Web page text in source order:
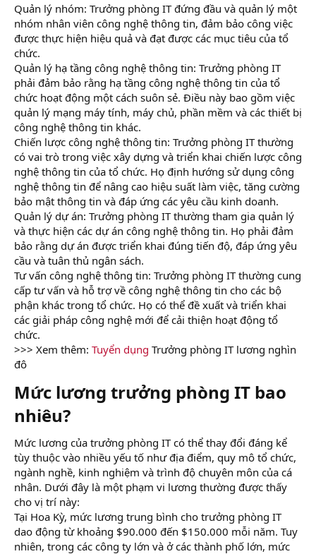
Quản lý nhóm: Trưởng phòng IT đứng đầu và quản lý một
nhóm nhân viên công nghệ thông tin, đảm bảo công việc
được thực hiện hiệu quả và đạt được các mục tiêu của tổ
chức.
Quản lý hạ tầng công nghệ thông tin: Trưởng phòng IT
phải đảm bảo rằng hạ tầng công nghệ thông tin của tổ
chức hoạt động một cách suôn sẻ. Điều này bao gồm việc
quản lý mạng máy tính, máy chủ, phần mềm và các thiết bị
công nghệ thông tin khác.
Chiến lược công nghệ thông tin: Trưởng phòng IT thường
có vai trò trong việc xây dựng và triển khai chiến lược công
nghệ thông tin của tổ chức. Họ định hướng sử dụng công
nghệ thông tin để nâng cao hiệu suất làm việc, tăng cường
bảo mật thông tin và đáp ứng các yêu cầu kinh doanh.
Quản lý dự án: Trưởng phòng IT thường tham gia quản lý
và thực hiện các dự án công nghệ thông tin. Họ phải đảm
bảo rằng dự án được triển khai đúng tiến độ, đáp ứng yêu
cầu và tuân thủ ngân sách.
Tư vấn công nghệ thông tin: Trưởng phòng IT thường cung
cấp tư vấn và hỗ trợ về công nghệ thông tin cho các bộ
phận khác trong tổ chức. Họ có thể đề xuất và triển khai
các giải pháp công nghệ mới để cải thiện hoạt động tổ
chức.
>>> Xem thêm: Tuyển dụng Trưởng phòng IT lương nghìn
đô
Mức lương trưởng phòng IT bao
nhiêu?​
Mức lương của trưởng phòng IT có thể thay đổi đáng kể
tùy thuộc vào nhiều yếu tố như địa điểm, quy mô tổ chức,
ngành nghề, kinh nghiệm và trình độ chuyên môn của cá
nhân. Dưới đây là một phạm vi lương thường được thấy
cho vị trí này:
Tại Hoa Kỳ, mức lương trung bình cho trưởng phòng IT
dao động từ khoảng $90.000 đến $150.000 mỗi năm. Tuy
nhiên, trong các công ty lớn và ở các thành phố lớn, mức